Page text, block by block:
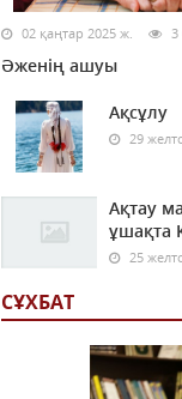
02 қаңтар 2025 ж. 3
Әженің ашуы
Ақсұлу
29
Ақтау
ұшақта
25
СҰХБАТ